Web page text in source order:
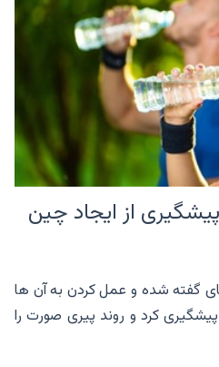
از ایجاد چین
های گفته شده و عمل کردن به آن ها
کرد و روند پیری صورت را